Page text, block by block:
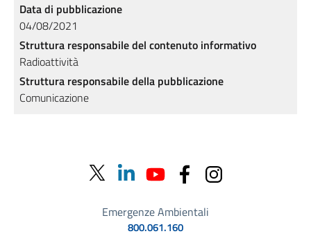
Data di pubblicazione
04/08/2021
Struttura responsabile del contenuto informativo
Radioattività
Struttura responsabile della pubblicazione
Comunicazione
Emergenze Ambientali
800.061.160